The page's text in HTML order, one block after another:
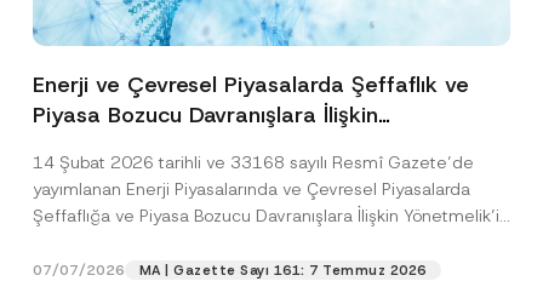
Enerji ve Çevresel Piyasalarda Şeffaflık ve
Piyasa Bozucu Davranışlara İlişkin
14 Şubat 2026 tarihli ve 33168 sayılı Resmî Gazete’de
yayımlanan Enerji Piyasalarında ve Çevresel Piyasalarda
Şeffaflığa ve Piyasa Bozucu Davranışlara İlişkin Yönetmelik’in
07/07/2026
MA | Gazette Sayı 161: 7 Temmuz 2026